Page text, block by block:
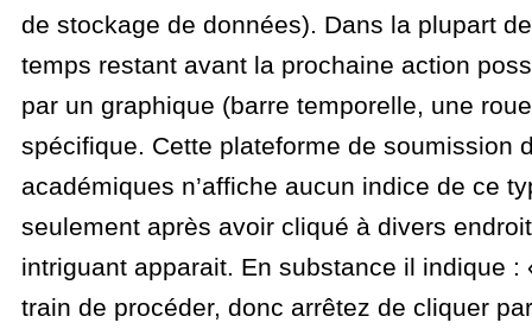
de stockage de données). Dans la plupart
temps restant avant la prochaine action
par un graphique (barre temporelle, une
spécifique. Cette plateforme de soumission
académiques n’affiche aucun indice de ce
seulement après avoir cliqué à divers
intriguant apparait. En substance il indique :
train de procéder, donc arrêtez de cliquer